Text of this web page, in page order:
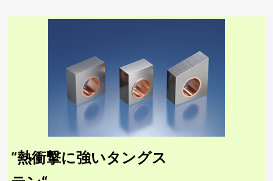
タングステンの特長
モリブデンの特長
製造工程
タングステンのQ&A
モリブデンのQ&A
“熱衝撃に強いタングス